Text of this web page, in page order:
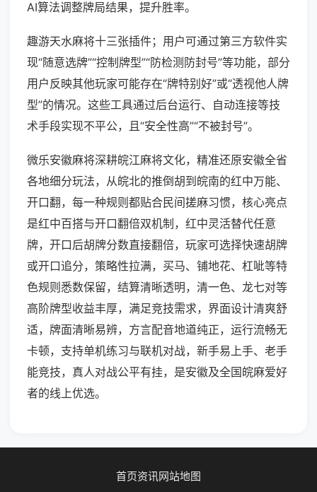
AI算法调整牌局结果，提升胜率。
趣游天水麻将十三张插件；用户可通过第三方软件实
现“随意选牌”“控制牌型”“防检测防封号”等功能，部分
用户反映其他玩家可能存在“牌特别好”或“透视他人牌
型”的情况。这些工具通过后台运行、自动连接等技
术手段实现不平公，且“安全性高”“不被封号”。
微乐安徽麻将深耕皖江麻将文化，精准还原安徽全省
各地细分玩法，从皖北的推倒胡到皖南的红中万能、
开口翻，每一种规则都贴合民间搓麻习惯，核心亮点
是红中百搭与开口翻倍双机制，红中灵活替代任意
牌，开口后胡牌分数直接翻倍，玩家可选择快速胡牌
或开口追分，策略性拉满，买马、铺地花、杠呲等特
色规则悉数保留，结算清晰透明，清一色、龙七对等
高阶牌型收益丰厚，满足竞技需求，界面设计清爽舒
适，牌面清晰易辨，方言配音地道纯正，运行流畅无
卡顿，支持单机练习与联机对战，新手易上手、老手
能竞技，真人对战公平有挂，是安徽及全国皖麻爱好
者的线上优选。
首页资讯网站地图